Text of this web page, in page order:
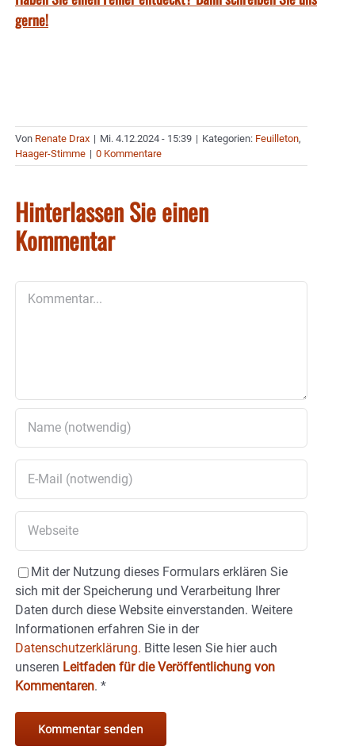
gerne!
Von Renate Drax | Mi. 4.12.2024 - 15:39 | Kategorien: Feuilleton,
Haager-Stimme | 0 Kommentare
Hinterlassen Sie einen
Kommentar
Mit der Nutzung dieses Formulars erklären Sie
sich mit der Speicherung und Verarbeitung Ihrer
Daten durch diese Website einverstanden. Weitere
Informationen erfahren Sie in der
Datenschutzerklärung. Bitte lesen Sie hier auch
unseren Leitfaden für die Veröffentlichung von
Kommentaren. *